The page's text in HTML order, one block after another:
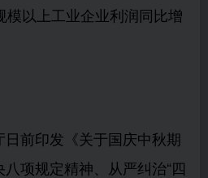
模以上工业企业利润同比增
前印发《关于国庆中秋期
项规定精神、从严纠治“四